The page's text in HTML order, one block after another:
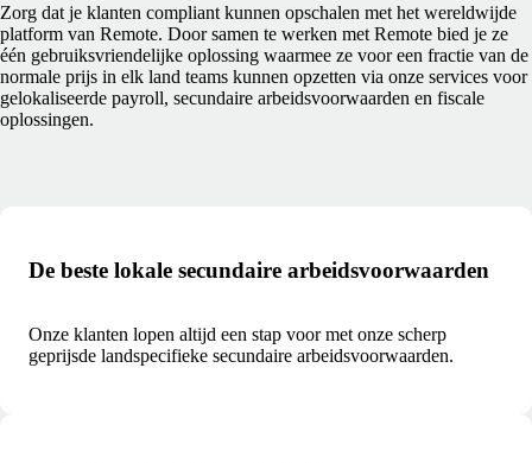
Zorg dat je klanten compliant kunnen opschalen met het wereldwijde
platform van Remote. Door samen te werken met Remote bied je ze
één gebruiksvriendelijke oplossing waarmee ze voor een fractie van de
normale prijs in elk land teams kunnen opzetten via onze services voor
gelokaliseerde payroll, secundaire arbeidsvoorwaarden en fiscale
oplossingen.
De beste lokale secundaire arbeidsvoorwaarden
Onze klanten lopen altijd een stap voor met onze scherp
geprijsde landspecifieke secundaire arbeidsvoorwaarden.